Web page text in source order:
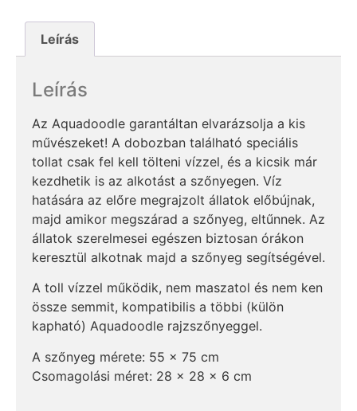
Leírás
Leírás
Az Aquadoodle garantáltan elvarázsolja a kis
művészeket! A dobozban található speciális
tollat csak fel kell tölteni vízzel, és a kicsik már
kezdhetik is az alkotást a szőnyegen. Víz
hatására az előre megrajzolt állatok előbújnak,
majd amikor megszárad a szőnyeg, eltűnnek. Az
állatok szerelmesei egészen biztosan órákon
keresztül alkotnak majd a szőnyeg segítségével.
A toll vízzel működik, nem maszatol és nem ken
össze semmit, kompatibilis a többi (külön
kapható) Aquadoodle rajzszőnyeggel.
A szőnyeg mérete: 55 x 75 cm
Csomagolási méret: 28 x 28 x 6 cm